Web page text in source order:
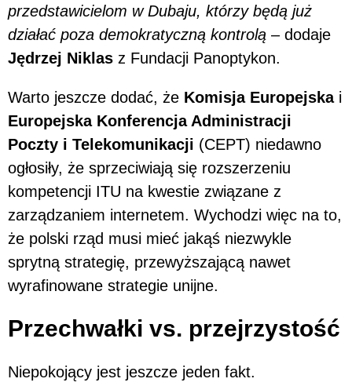
przedstawicielom w Dubaju, którzy będą już
działać poza demokratyczną kontrolą – dodaje
Jędrzej Niklas z Fundacji Panoptykon.
Warto jeszcze dodać, że Komisja Europejskai
Europejska Konferencja Administracji
Poczty i Telekomunikacji (CEPT) niedawno
ogłosiły, że sprzeciwiają się rozszerzeniu
kompetencji ITU na kwestie związane z
zarządzaniem internetem. Wychodzi więc na to,
że polski rząd musi mieć jakąś niezwykle
sprytną strategię, przewyższającą nawet
wyrafinowane strategie unijne.
Przechwałki vs. przejrzystość
Niepokojący jest jeszcze jeden fakt.